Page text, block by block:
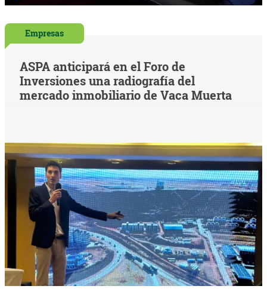
Empresas
ASPA anticipará en el Foro de
Inversiones una radiografía del
mercado inmobiliario de Vaca Muerta